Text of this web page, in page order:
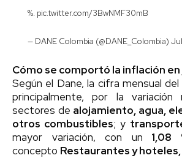
%. pic.twitter.com/3BwNMF30mB
— DANE Colombia (@DANE_Colombia)
Cómo se comportó la inflación en
Según el Dane, la cifra mensual
principalmente, por la
sectores de alojamiento, agua,
otros combustibles; y
mayor variación, con un 1,08
concepto Restaurantes y hoteles,